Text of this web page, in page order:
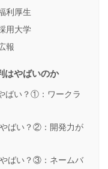
利厚生
用大学
報
はやばいのか
ばい？①：ワークラ
ばい？②：開発力が
ばい？③：ネームバ